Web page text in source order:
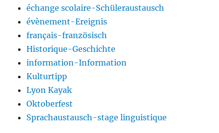
échange scolaire-Schüleraustausch
évènement-Ereignis
français-französisch
Historique-Geschichte
information-Information
Kulturtipp
Lyon Kayak
Oktoberfest
Sprachaustausch-stage linguistique